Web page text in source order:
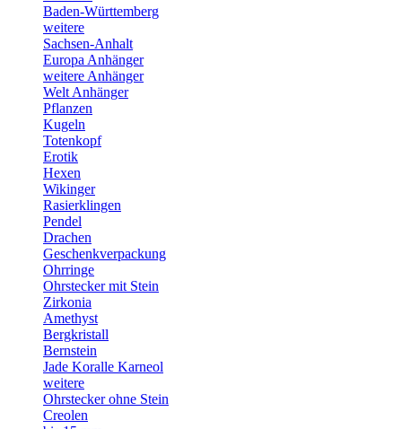
Baden-Württemberg
weitere
Sachsen-Anhalt
Europa Anhänger
weitere Anhänger
Welt Anhänger
Pflanzen
Kugeln
Totenkopf
Erotik
Hexen
Wikinger
Rasierklingen
Pendel
Drachen
Geschenkverpackung
Ohrringe
Ohrstecker mit Stein
Zirkonia
Amethyst
Bergkristall
Bernstein
Jade Koralle Karneol
weitere
Ohrstecker ohne Stein
Creolen